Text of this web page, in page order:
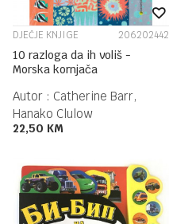
DJEČJE KNJIGE 206202442
10 razloga da ih voliš -
Morska kornjača
Autor : Catherine Barr,
Hanako Clulow
22,50 KM